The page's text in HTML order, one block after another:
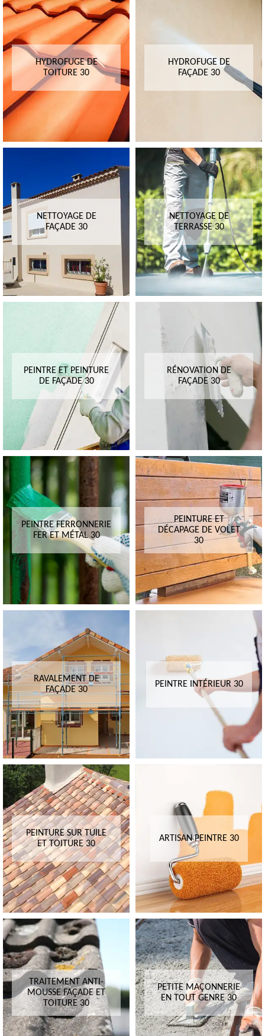
HYDROFUGE DE
TOITURE 30
HYDROFUGE DE
FAÇADE 30
NETTOYAGE DE
FAÇADE 30
NETTOYAGE DE
TERRASSE 30
PEINTRE ET PEINTURE
DE FAÇADE 30
RÉNOVATION DE
FAÇADE 30
PEINTRE FERRONNERIE
FER ET MÉTAL 30
PEINTURE ET
DÉCAPAGE DE VOLET
30
RAVALEMENT DE
FAÇADE 30
PEINTRE INTÉRIEUR 30
PEINTURE SUR TUILE
ET TOITURE 30
ARTISAN PEINTRE 30
TRAITEMENT ANTI-
MOUSSE FAÇADE ET
TOITURE 30
PETITE MAÇONNERIE
EN TOUT GENRE 30